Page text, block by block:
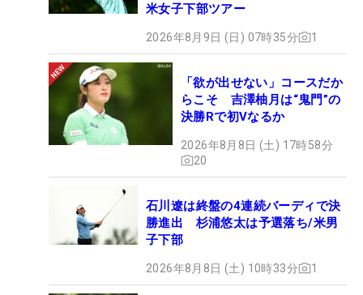
米女子下部ツアー
2026年8月9日 (日) 07時35分 1
「欲が出せない」コースだか
らこそ 吉澤柚月は“鬼門”の
決勝Rで初Vなるか
2026年8月8日 (土) 17時58分
20
石川遼は終盤の4連続バーディで決
勝進出 杉浦悠太は予選落ち/米男
子下部
2026年8月8日 (土) 10時33分 1